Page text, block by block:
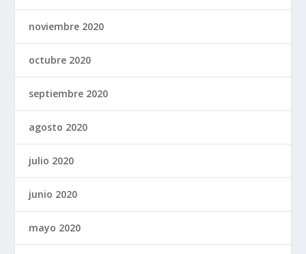
noviembre 2020
octubre 2020
septiembre 2020
agosto 2020
julio 2020
junio 2020
mayo 2020